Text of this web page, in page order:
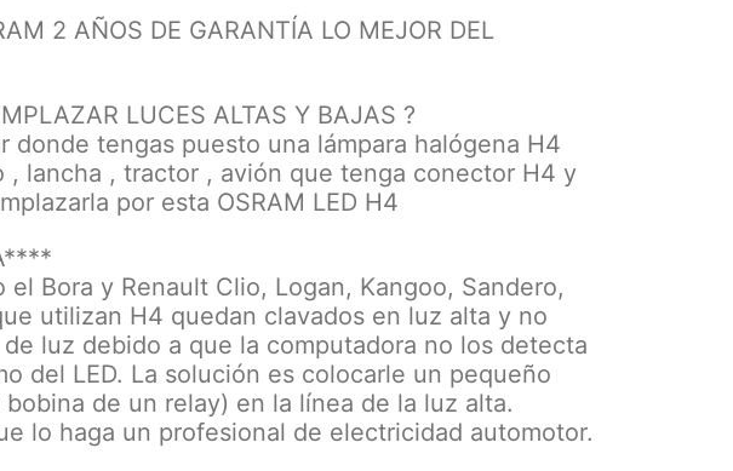
2 AÑOS DE GARANTÍA LO MEJOR DEL
LUCES ALTAS Y BAJAS ?
donde tengas puesto una lámpara halógena H4
, lancha , tractor , avión que tenga conector H4 y
por esta OSRAM LED H4
el Bora y Renault Clio, Logan, Kangoo, Sandero,
utilizan H4 quedan clavados en luz alta y no
luz debido a que la computadora no los detecta
del LED. La solución es colocarle un pequeño
de un relay) en la línea de la luz alta.
lo haga un profesional de electricidad automotor.